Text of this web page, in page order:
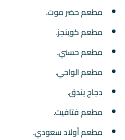
مطعم حضر موت.
مطعم كوينجز.
مطعم حسني.
مطعم الواحي.
دجاج بندق.
مطعم فتافيت.
مطعم أولاد سعودي.